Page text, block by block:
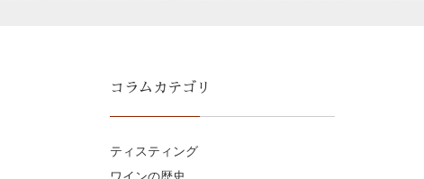
コラムカテゴリ
ティスティング